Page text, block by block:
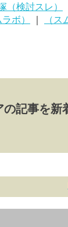
（検討スレ）
ラボ） （ス
の記事を新